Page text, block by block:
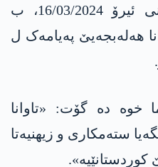
سەرۆک مەسعوود بارزانی ئیرۆ 16/03/2024، ب
هەلەبجەیێ پەیامەک ل
خوە دە گۆت: «تاوانا
ستەمکاری و زیهنیەتا
کوردستانێیە».